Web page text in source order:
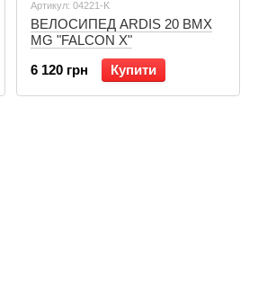
Артикул: 04221-K
ВЕЛОСИПЕД ARDIS 20 BMX
MG "FALCON Х"
6 120 грн
Купити